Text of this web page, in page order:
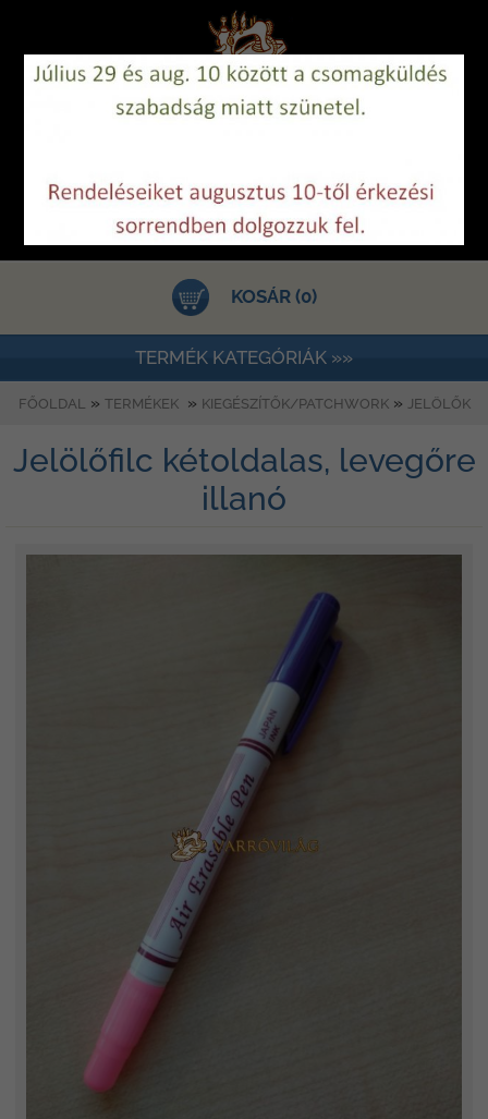
KOSÁR (0)
TERMÉK KATEGÓRIÁK »»
FŐOLDAL » TERMÉKEK » KIEGÉSZÍTŐK/PATCHWORK» JELÖLŐK
Jelölőfilc kétoldalas, levegőre
illanó